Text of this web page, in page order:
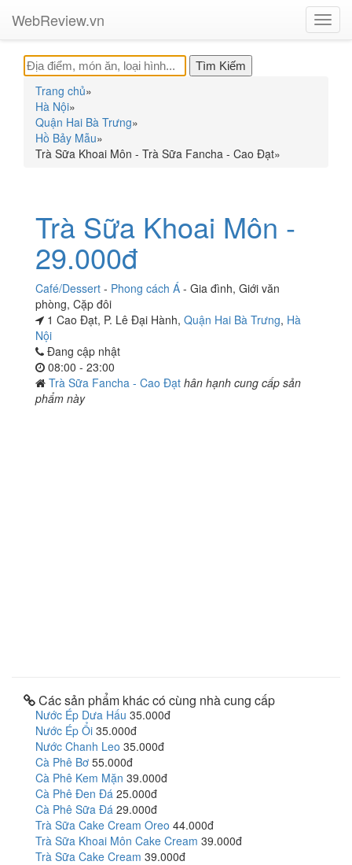
WebReview.vn
Trang chủ»
Hà Nội»
Quận Hai Bà Trưng»
Hồ Bảy Mẫu»
Trà Sữa Khoai Môn - Trà Sữa Fancha - Cao Đạt»
Trà Sữa Khoai Môn -
29.000đ
Café/Dessert - Phong cách Á - Gia đình, Giới văn
phòng, Cặp đôi
1 Cao Đạt, P. Lê Đại Hành, Quận Hai Bà Trưng, Hà
Nội
Đang cập nhật
08:00 - 23:00
Trà Sữa Fancha - Cao Đạt hân hạnh cung cấp sản
phẩm này
Các sản phẩm khác có cùng nhà cung cấp
Nước Ép Dưa Hấu 35.000đ
Nước Ép Ổi 35.000đ
Nước Chanh Leo 35.000đ
Cà Phê Bơ 55.000đ
Cà Phê Kem Mặn 39.000đ
Cà Phê Đen Đá 25.000đ
Cà Phê Sữa Đá 29.000đ
Trà Sữa Cake Cream Oreo 44.000đ
Trà Sữa Khoai Môn Cake Cream 39.000đ
Trà Sữa Cake Cream 39.000đ